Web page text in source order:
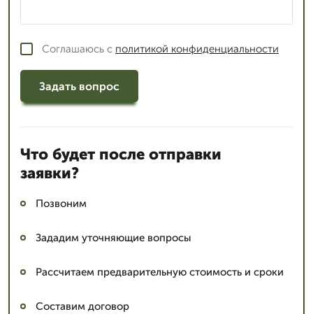
Соглашаюсь с политикой конфиденциальности
Задать вопрос
Что будет после отправки
заявки?
Позвоним
Зададим уточняющие вопросы
Рассчитаем предварительную стоимость и сроки
Составим договор